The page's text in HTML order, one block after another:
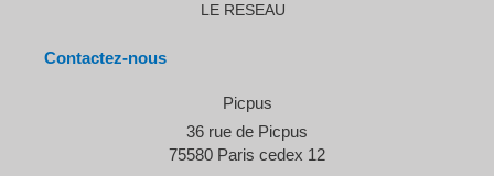
LE RESEAU
Contactez-nous
Picpus
36 rue de Picpus
75580 Paris cedex 12